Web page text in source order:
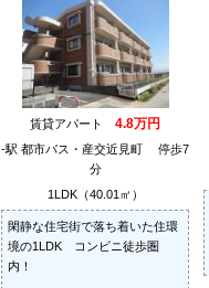
賃貸アパート 4.8万円
-駅 都市バス・産交近見町 停歩7
分
1LDK（40.01㎡）
閑静な住宅街で落ち着いた住環
境の1LDK コンビニ徒歩圏
内！